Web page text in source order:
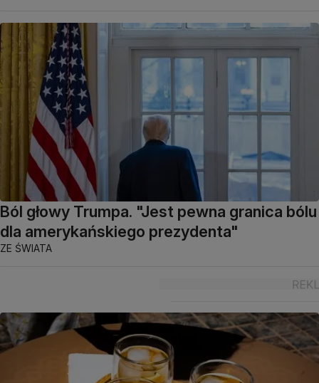
Ból głowy Trumpa. "Jest pewna granica bólu
dla amerykańskiego prezydenta"
ZE ŚWIATA